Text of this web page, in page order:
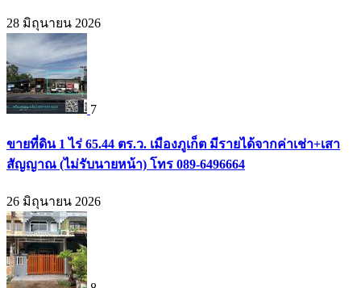
28 มิถุนายน 2026
7
ขายที่ดิน 1 ไร่ 65.44 ตร.ว. เมืองภูเก็ต มีรายได้จากค่าเช่า+เสา
สัญญาณ (ไม่รับนายหน้า) โทร 089-6496664
26 มิถุนายน 2026